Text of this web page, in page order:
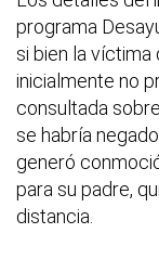
programa
si bien la
inicialmente no
consultada
se habría
generó
para su padre,
distancia.